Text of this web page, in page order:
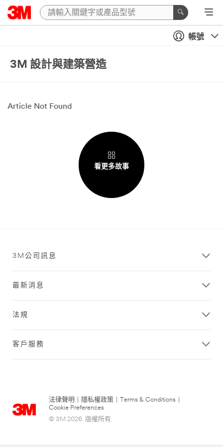
帳號
3M 設計與建築營造
Article Not Found
看更多故事
3M公司訊息
最新消息
法規
客戶服務
法律聲明 隱私權政策 Terms & Conditions
Cookie Preferences
© 3M 2026. 版權所有.